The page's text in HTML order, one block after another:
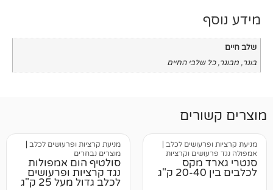
החיים
לכלב|
וקרציות
מקס
מניעת קרציות ופרעושים לכלב|
מוצרים נבחרים
סולטיף הום אמפולות
נגד קרציות ופרעושים
לכלב גדול מעל 25 ק"ג